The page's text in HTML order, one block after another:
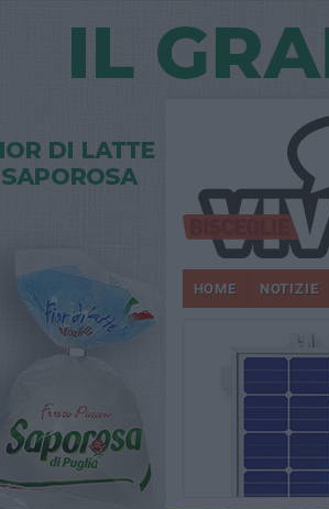
HOME NOTIZIE